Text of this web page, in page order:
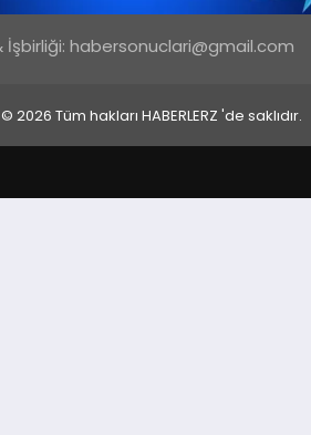
İşbirliği: habersonuclari@gmail.com
2026 Tüm hakları HABERLERZ 'de saklıdır.